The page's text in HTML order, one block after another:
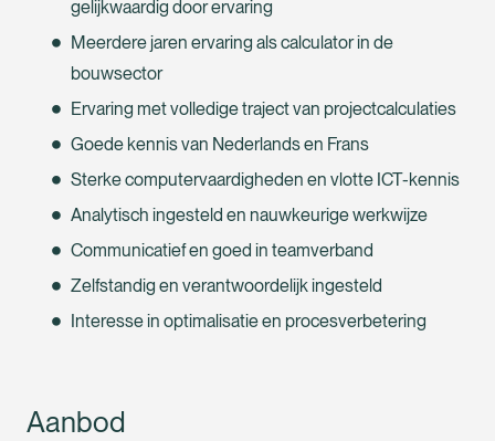
gelijkwaardig door ervaring
Meerdere jaren ervaring als calculator in de
bouwsector
Ervaring met volledige traject van projectcalculaties
Goede kennis van Nederlands en Frans
Sterke computervaardigheden en vlotte ICT-kennis
Analytisch ingesteld en nauwkeurige werkwijze
Communicatief en goed in teamverband
Zelfstandig en verantwoordelijk ingesteld
Interesse in optimalisatie en procesverbetering
Aanbod